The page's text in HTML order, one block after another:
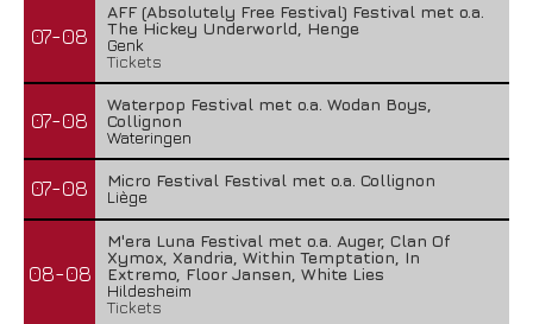
07-08
AFF (Absolutely Free Festival) Festival met o.a.
The Hickey Underworld, Henge
Genk
Tickets
07-08
Waterpop Festival met o.a. Wodan Boys,
Collignon
Wateringen
07-08
Micro Festival Festival met o.a. Collignon
Liège
08-08
M'era Luna Festival met o.a. Auger, Clan Of
Xymox, Xandria, Within Temptation, In
Extremo, Floor Jansen, White Lies
Hildesheim
Tickets